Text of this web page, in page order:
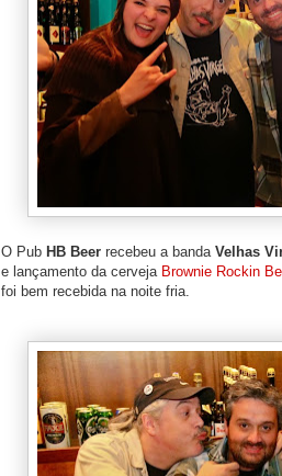
O Pub HB Beer recebeu a banda Velhas
e lançamento da cerveja Brownie Rockin
foi bem recebida na noite fria.